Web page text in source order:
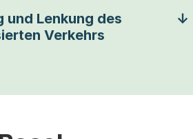
und Lenkung des
Verkehrs